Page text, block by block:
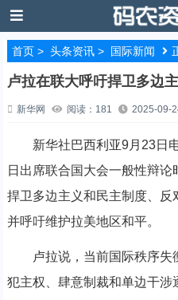
首页> 头条资讯> 国际新闻
卢拉在联大呼吁捍卫多边
新华网 阅读：181 2025-09-
新华社巴西利亚9月23日电
日出席联合国大会一般性辩
捍卫多边主义和民主制度、反
并呼吁维护拉美地区和平。
卢拉说，当前国际秩序失
犯主权、肆意制裁和单边干